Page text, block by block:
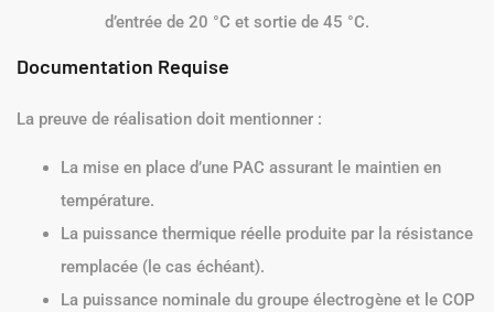
d’entrée de 20 °C et sortie de 45 °C.
Documentation Requise
La preuve de réalisation doit mentionner :
La mise en place d’une PAC assurant le maintien en
température.
La puissance thermique réelle produite par la résistance
remplacée (le cas échéant).
La puissance nominale du groupe électrogène et le COP